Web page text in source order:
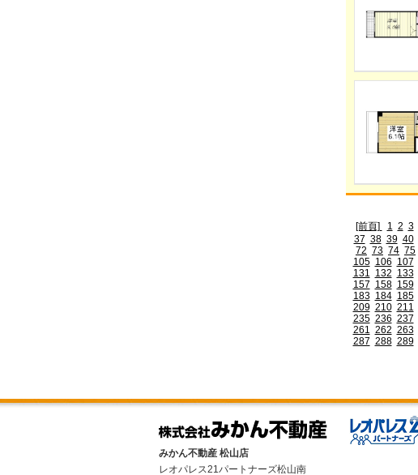
[前頁] 1 2 3
37 38 39 40
72 73 74 75
105 106 107
131 132 133
157 158 159
183 184 185
209 210 211
235 236 237
261 262 263
287 288 289
みかん不動産 松山店
レオパレス21パートナーズ松山南